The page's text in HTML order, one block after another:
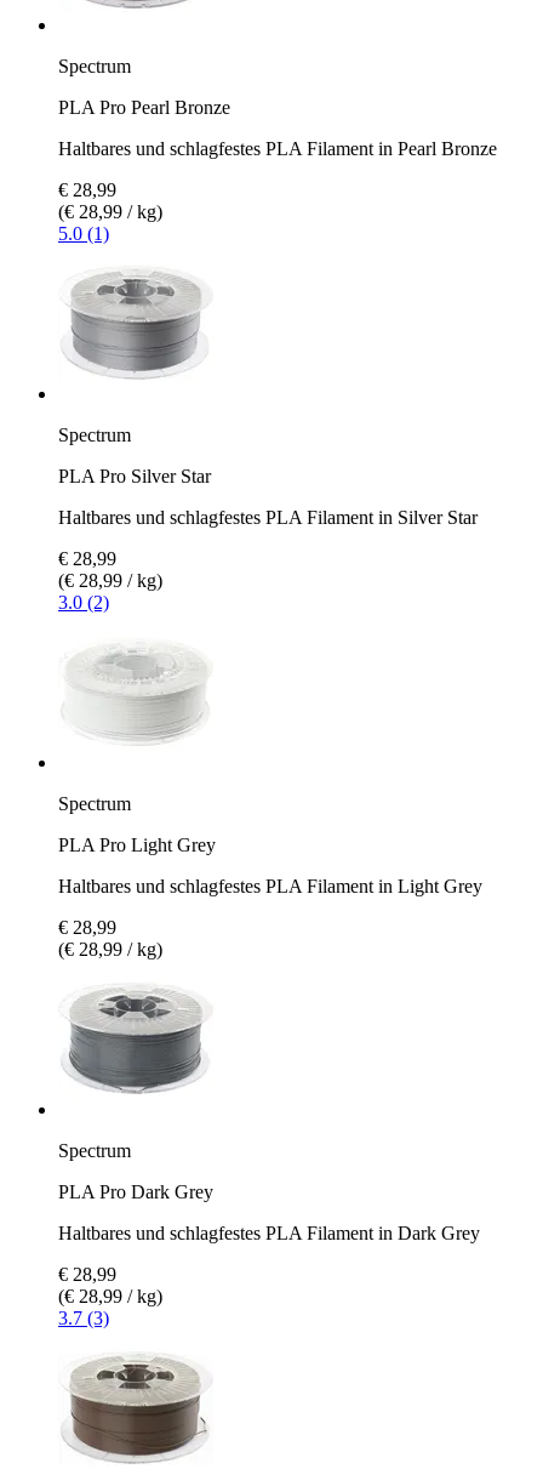
Spectrum
PLA Pro Pearl Bronze
Haltbares und schlagfestes PLA Filament in Pearl Bronze
€ 28,99
(€ 28,99 / kg)
5.0 (1)
Spectrum
PLA Pro Silver Star
Haltbares und schlagfestes PLA Filament in Silver Star
€ 28,99
(€ 28,99 / kg)
3.0 (2)
Spectrum
PLA Pro Light Grey
Haltbares und schlagfestes PLA Filament in Light Grey
€ 28,99
(€ 28,99 / kg)
Spectrum
PLA Pro Dark Grey
Haltbares und schlagfestes PLA Filament in Dark Grey
€ 28,99
(€ 28,99 / kg)
3.7 (3)